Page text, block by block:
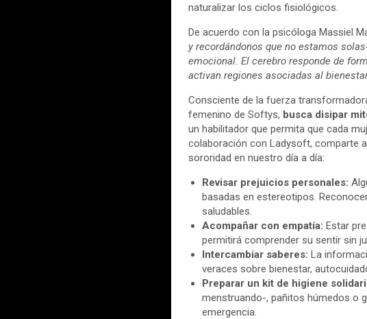
naturalizar los ciclos fisiológicos.
De acuerdo con la psicóloga Massiel
y recordándonos que no estamos
emocional. El cerebro responde de
activan regiones asociadas al
Consciente de la fuerza
femenino de Softys, busca disipar
un habilitador que permita que cada
colaboración con Ladysoft, comparte
sororidad en nuestro día a día:
Revisar prejuicios personales:
basadas en estereotipos.
saludables.
Acompañar con empatía:Estar
permitirá comprender su sentir sin
Intercambiar saberes:La
veraces sobre bienestar,
Preparar un kit de higiene
menstruando-, pañitos húmedos o
emergencia.